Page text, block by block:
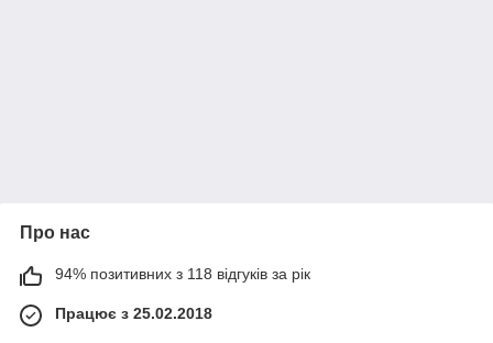
Про нас
94% позитивних з 118 відгуків за рік
Працює з 25.02.2018